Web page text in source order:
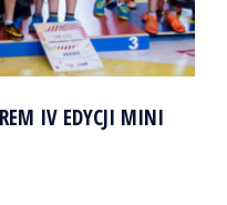
IV EDYCJI MINI